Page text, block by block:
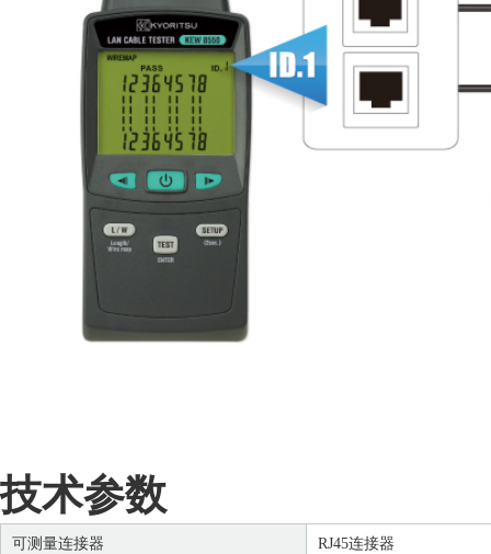
技术参数
可测量连接器 RJ45连接器